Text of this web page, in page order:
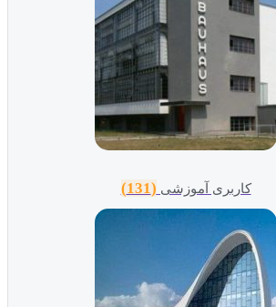
کاربری آموزشی (131)